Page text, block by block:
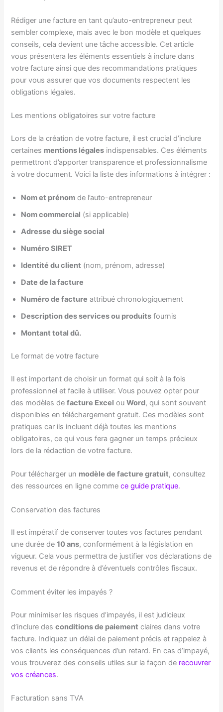
Rédiger une facture en tant qu’auto-entrepreneur peut
sembler complexe, mais avec le bon modèle et quelques
conseils, cela devient une tâche accessible. Cet article
vous présentera les éléments essentiels à inclure dans
votre facture ainsi que des recommandations pratiques
pour vous assurer que vos documents respectent les
obligations légales.
Les mentions obligatoires sur votre facture
Lors de la création de votre facture, il est crucial d’inclure
certaines mentions légales indispensables. Ces éléments
permettront d’apporter transparence et professionnalisme
à votre document. Voici la liste des informations à intégrer :
Nom et prénom de l’auto-entrepreneur
Nom commercial (si applicable)
Adresse du siège social
Numéro SIRET
Identité du client (nom, prénom, adresse)
Date de la facture
Numéro de facture attribué chronologiquement
Description des services ou produits fournis
Montant total dû.
Le format de votre facture
Il est important de choisir un format qui soit à la fois
professionnel et facile à utiliser. Vous pouvez opter pour
des modèles defacture Excel ouWord, qui sont souvent
disponibles en téléchargement gratuit. Ces modèles sont
pratiques car ils incluent déjà toutes les mentions
obligatoires, ce qui vous fera gagner un temps précieux
lors de la rédaction de votre facture.
Pour télécharger un modèle de facture gratuit, consultez
des ressources en ligne commece guide pratique.
Conservation des factures
Il est impératif de conserver toutes vos factures pendant
une durée de10 ans, conformément à la législation en
vigueur. Cela vous permettra de justifier vos déclarations de
revenus et de répondre à d’éventuels contrôles fiscaux.
Comment éviter les impayés ?
Pour minimiser les risques d’impayés, il est judicieux
d’inclure desconditions de paiement claires dans votre
facture. Indiquez un délai de paiement précis et rappelez à
vos clients les conséquences d’un retard. En cas d’impayé,
vous trouverez des conseils utiles sur la façon de recouvrer
vos créances.
Facturation sans TVA